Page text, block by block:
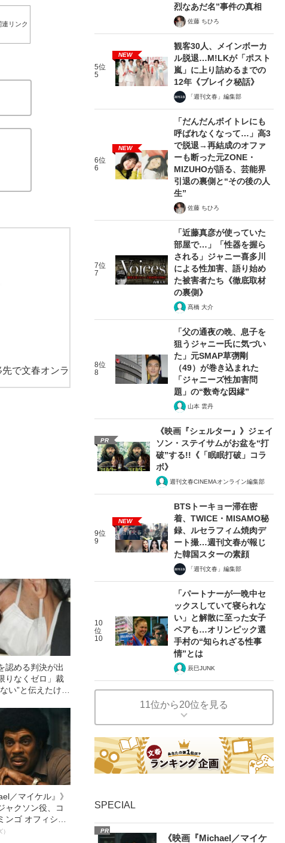
連リンク
先で文春オンラ
認める判決が出
りなくゼロ」裁
い”と伝えたけれ
なかった「長男
／マイケル』》
ャクソン役、コ
ンゴ オフィシャ
観客を魅了した
烈なあだ名”事件の真相
佐藤 ちひろ
5位
5
NEW
観客30人、メインボーカ
ル脱退…M!LKが「ポスト
嵐」に上り詰めるまでの
12年《ブレイク秘話》
「週刊文春」編集部
6位
6
NEW
「だんだんボイトレにも
呼ばれなくなって…」高3
で脱退→再結成のオファ
ーも断った元ZONE・
MIZUHOが語る、芸能界
引退の裏側と“その後の人
生”
佐藤 ちひろ
7位
7
「近藤真彦が使っていた
部屋で…」「性器を握ら
される」ジャニー喜多川
による性加害、語り始め
た被害者たち《徹底取材
の裏側》
髙橋 大介
8位
8
「父の通夜の晩、息子を
狙うジャニー氏に気づい
た」元SMAP草彅剛
（49）が巻き込まれた
「ジャニーズ性加害問
題」の“数奇な因縁”
山本 雲丹
PR
《映画『シェルター』》ジェイ
ソン・ステイサムがお盆を“打
破”する!!《「眠眠打破」コラ
ボ》
週刊文春CINEMAオンライン編集部
9位
9
NEW
BTSトーキョー滞在密
着、TWICE・MISAMO秘
録、ルセラフィム焼肉デ
ート撮…週刊文春が報じ
た韓国スターの素顔
「週刊文春」編集部
10
位
10
「パートナーが一晩中セ
ックスしていて寝られな
い」と解散に至った女子
ペアも…オリンピック選
手村の“知られざる性事
情”とは
辰巳JUNK
11位から20位を見る
SPECIAL
PR
《映画『Michael／マイケ